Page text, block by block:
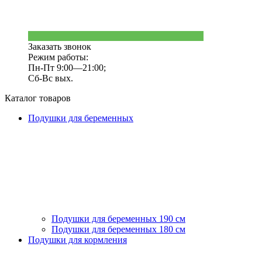
Заказать звонок
Режим работы:
Пн-Пт 9:00—21:00;
Сб-Вс вых.
Каталог товаров
Подушки для беременных
Подушки для беременных 190 см
Подушки для беременных 180 см
Подушки для кормления